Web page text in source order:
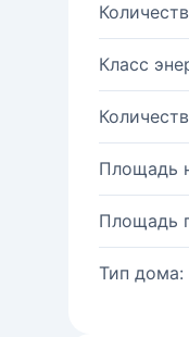
Класс
Площадь
Площадь
Тип дома: